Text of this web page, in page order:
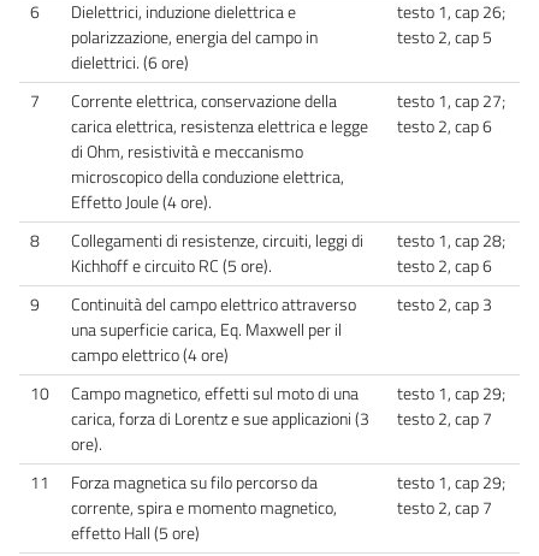
6
Dielettrici, induzione dielettrica e
polarizzazione, energia del campo in
dielettrici. (6 ore)
testo 1, cap 26;
testo 2, cap 5
7
Corrente elettrica, conservazione della
carica elettrica, resistenza elettrica e legge
di Ohm, resistività e meccanismo
microscopico della conduzione elettrica,
Effetto Joule (4 ore).
testo 1, cap 27;
testo 2, cap 6
8
Collegamenti di resistenze, circuiti, leggi di
Kichhoff e circuito RC (5 ore).
testo 1, cap 28;
testo 2, cap 6
9
Continuità del campo elettrico attraverso
una superficie carica, Eq. Maxwell per il
campo elettrico (4 ore)
testo 2, cap 3
10
Campo magnetico, effetti sul moto di una
carica, forza di Lorentz e sue applicazioni (3
ore).
testo 1, cap 29;
testo 2, cap 7
11
Forza magnetica su filo percorso da
corrente, spira e momento magnetico,
effetto Hall (5 ore)
testo 1, cap 29;
testo 2, cap 7